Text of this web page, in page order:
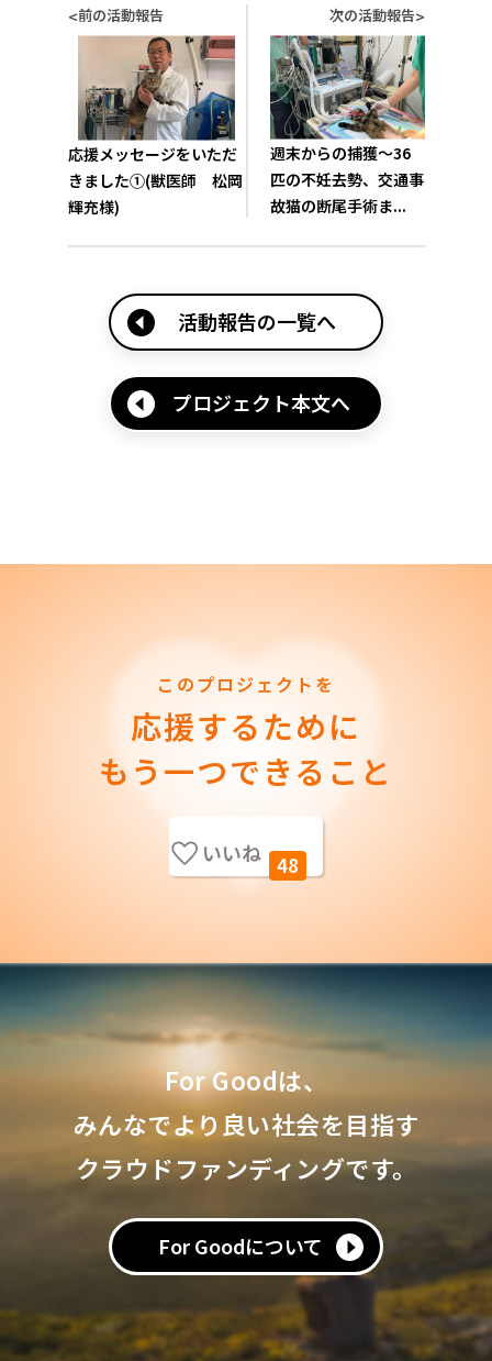
<前の活動報告
応援メッセージをいただ
きました①(獣医師 松岡
輝充様)
週末からの捕獲～36
匹の不妊去勢、交通事
故猫の断尾手術ま...
次の活動報告>
活動報告の一覧へ
プロジェクト本文へ
このプロジェクトを
応援するために
もう一つできること
いいね 48
For Goodは、
みんなでより良い社会を目指す
クラウドファンディングです。
For Goodについて